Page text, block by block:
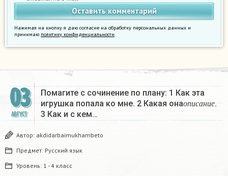
Нажимая на кнопку я даю согласие на обработку персональных данных и
принимаю политику конфиденциальности.
03
АВГУСТ
Помагите с сочинение по плану: 1 Как эта
игрушка попала ко мне. 2 Какая онао пи с а н и е
опис
.
3 Как и с кем…
Автор: akdidarbaimukhambeto
Предмет: Русский язык
Уровень: 1 - 4 класс